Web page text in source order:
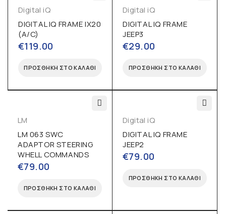
Digital iQ
DIGITAL IQ FRAME IX20
(A/C)
€119.00
ΠΡΟΣΘΉΚΗ ΣΤΟ ΚΑΛΆΘΙ
Digital iQ
DIGITAL IQ FRAME
JEEP3
€29.00
ΠΡΟΣΘΉΚΗ ΣΤΟ ΚΑΛΆΘΙ
LM
LM 063 SWC
ADAPTOR STEERING
WHELL COMMANDS
€79.00
ΠΡΟΣΘΉΚΗ ΣΤΟ ΚΑΛΆΘΙ
Digital iQ
DIGITAL IQ FRAME
JEEP2
€79.00
ΠΡΟΣΘΉΚΗ ΣΤΟ ΚΑΛΆΘΙ